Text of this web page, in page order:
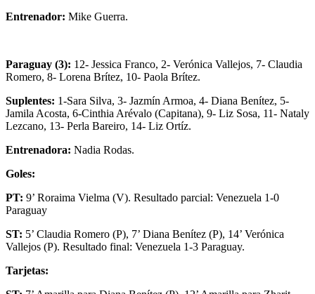
Entrenador: Mike Guerra.
Paraguay (3): 12- Jessica Franco, 2- Verónica Vallejos, 7- Claudia
Romero, 8- Lorena Brítez, 10- Paola Brítez.
Suplentes: 1-Sara Silva, 3- Jazmín Armoa, 4- Diana Benítez, 5-
Jamila Acosta, 6-Cinthia Arévalo (Capitana), 9- Liz Sosa, 11- Nataly
Lezcano, 13- Perla Bareiro, 14- Liz Ortíz.
Entrenadora: Nadia Rodas.
Goles:
PT: 9’ Roraima Vielma (V). Resultado parcial: Venezuela 1-0
Paraguay
ST: 5’ Claudia Romero (P), 7’ Diana Benítez (P), 14’ Verónica
Vallejos (P). Resultado final: Venezuela 1-3 Paraguay.
Tarjetas: